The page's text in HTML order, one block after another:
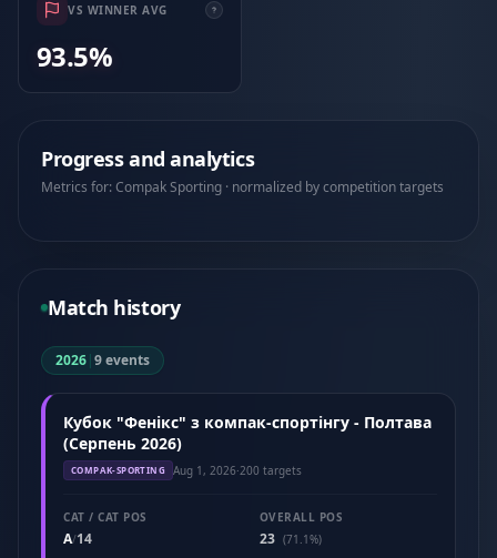
VS WINNER AVG
93.5%
Progress and analytics
Metrics for: Compak Sporting · normalized by competition targets
Match history
2026|9 events
Кубок "Фенікс" з компак-спортінгу - Полтава
(Серпень 2026)
COMPAK-SPORTING Aug 1, 2026·200 targets
CAT / CAT POS
A/14
OVERALL POS
23 (71.1%)